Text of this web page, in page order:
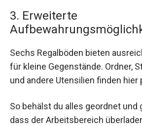
3. Erweiterte
Sechs Regalböden bieten
für kleine Gegenstände. Ordner,
und andere Utensilien finden hier
So behälst du alles geordnet und
dass der Arbeitsbereich